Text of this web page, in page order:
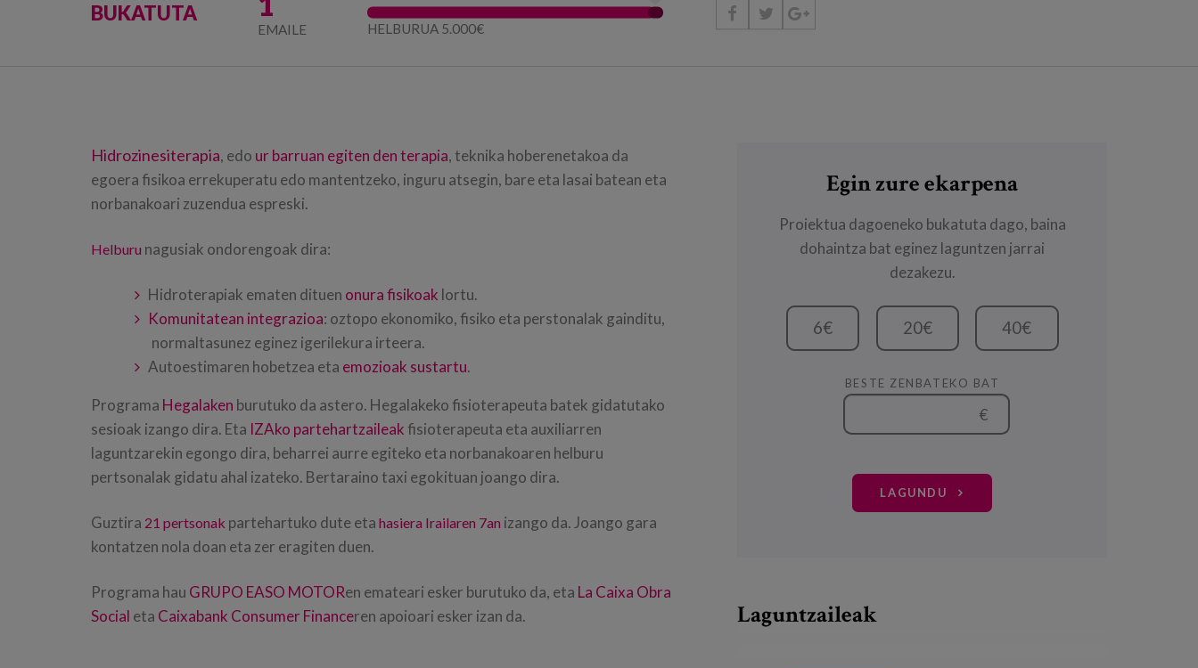
BUKATUTA
EMAILE HELBURUA 5.000€
  
Hidrozinesiterapia, edo ur barruan egiten den terapia, teknika hoberenetakoa da
egoera fisikoa errekuperatu edo mantentzeko, inguru atsegin, bare eta lasai batean eta
norbanakoari zuzendua espreski.
Helburu nagusiak ondorengoak dira:
Hidroterapiak ematen dituen onura fisikoak lortu.
Komunitatean integrazioa: oztopo ekonomiko, fisiko eta perstonalak gainditu,
normaltasunez eginez igerilekura irteera.
Autoestimaren hobetzea eta emozioak sustartu.
Programa Hegalaken burutuko da astero. Hegalakeko fisioterapeuta batek gidatutako
sesioak izango dira. Eta IZAko partehartzaileak fisioterapeuta eta auxiliarren
laguntzarekin egongo dira, beharrei aurre egiteko eta norbanakoaren helburu
pertsonalak gidatu ahal izateko. Bertaraino taxi egokituan joango dira.
Guztira 21 pertsonak partehartuko dute eta hasiera Irailaren 7an izango da. Joango gara
kontatzen nola doan eta zer eragiten duen.
Programa hau GRUPO EASO MOTORen emateari esker burutuko da, eta La Caixa Obra
Social eta Caixabank Consumer Financeren apoioari esker izan da.
Egin zure ekarpena
Proiektua dagoeneko bukatuta dago, baina
dohaintza bat eginez laguntzen jarrai
dezakezu.
6€ 20€ 40€
BESTE ZENBATEKO BAT
€
LAGUNDU
Laguntzaileak